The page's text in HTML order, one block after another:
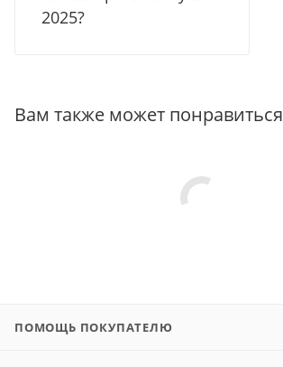
2025?
Вам также может понравиться
ПОМОЩЬ ПОКУПАТЕЛЮ